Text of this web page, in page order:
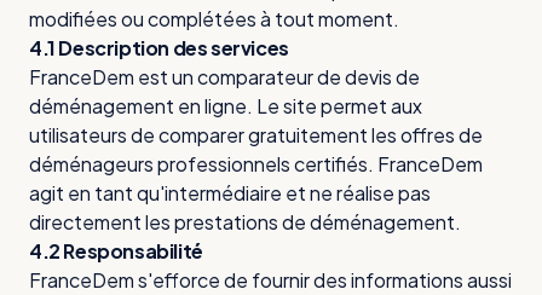
modifiées ou complétées à tout moment.
4.1 Description des services
FranceDem est un comparateur de devis de
déménagement en ligne. Le site permet aux
utilisateurs de comparer gratuitement les offres de
déménageurs professionnels certifiés. FranceDem
agit en tant qu'intermédiaire et ne réalise pas
directement les prestations de déménagement.
4.2 Responsabilité
FranceDem s'efforce de fournir des informations aussi